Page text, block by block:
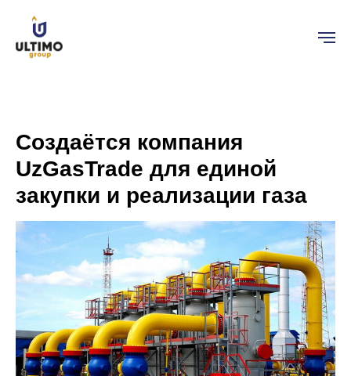
Создаётся компания
UzGasTrade для единой
закупки и реализации газа